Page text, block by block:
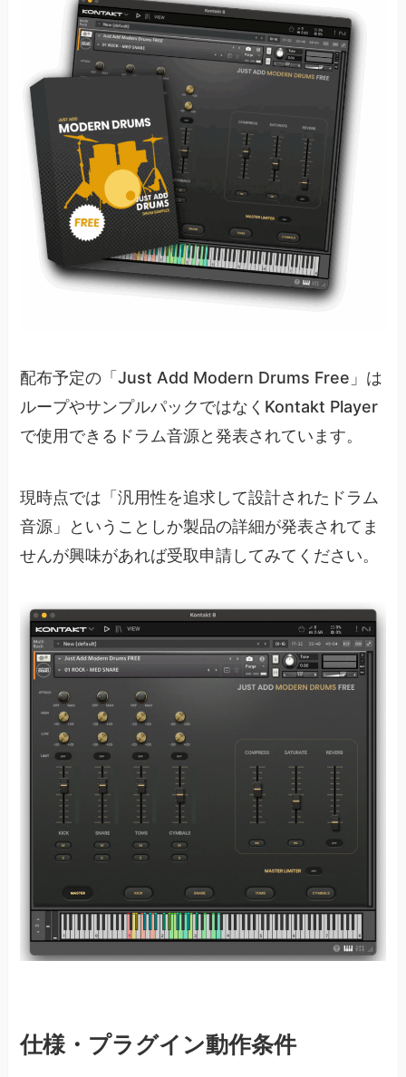
配布予定の「Just Add Modern Drums Free」は
ループやサンプルパックではなくKontakt Player
で使用できるドラム音源と発表されています。
現時点では「汎用性を追求して設計されたドラム
音源」ということしか製品の詳細が発表されてま
せんが興味があれば受取申請してみてください。
仕様・プラグイン動作条件